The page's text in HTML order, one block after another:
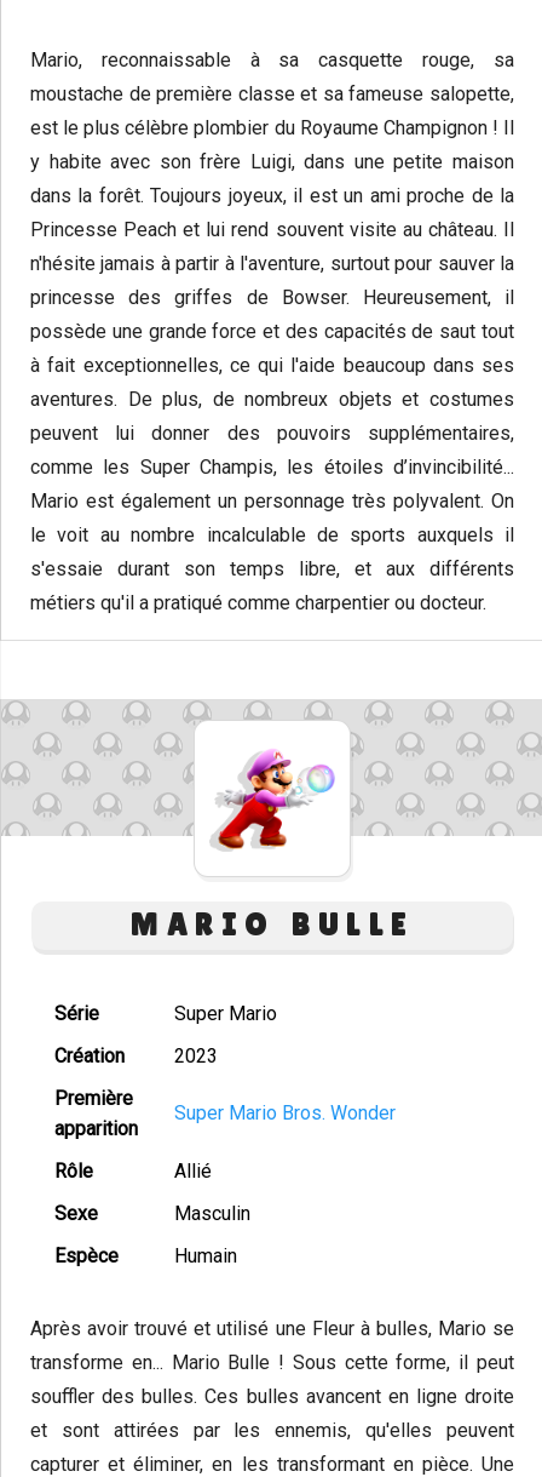
Mario, reconnaissable à sa casquette rouge, sa
moustache de première classe et sa fameuse salopette,
est le plus célèbre plombier du Royaume Champignon ! Il
y habite avec son frère Luigi, dans une petite maison
dans la forêt. Toujours joyeux, il est un ami proche de la
Princesse Peach et lui rend souvent visite au château. Il
n'hésite jamais à partir à l'aventure, surtout pour sauver la
princesse des griffes de Bowser. Heureusement, il
possède une grande force et des capacités de saut tout
à fait exceptionnelles, ce qui l'aide beaucoup dans ses
aventures. De plus, de nombreux objets et costumes
peuvent lui donner des pouvoirs supplémentaires,
comme les Super Champis, les étoiles d’invincibilité...
Mario est également un personnage très polyvalent. On
le voit au nombre incalculable de sports auxquels il
s'essaie durant son temps libre, et aux différents
métiers qu'il a pratiqué comme charpentier ou docteur.
MARIO BULLE
Série
Super Mario
Création
2023
Première
apparition
Super Mario Bros. Wonder
Rôle
Allié
Sexe
Masculin
Espèce
Humain
Après avoir trouvé et utilisé une Fleur à bulles, Mario se
transforme en... Mario Bulle ! Sous cette forme, il peut
souffler des bulles. Ces bulles avancent en ligne droite
et sont attirées par les ennemis, qu'elles peuvent
capturer et éliminer, en les transformant en pièce. Une